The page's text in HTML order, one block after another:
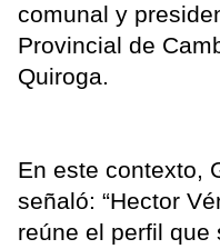
comunal y
Provincial de
Quiroga.
En este contexto,
señaló: “Hector
reúne el perfil que